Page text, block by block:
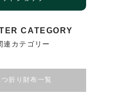
CATEGORY
連カテゴリー
つ折り財布一覧